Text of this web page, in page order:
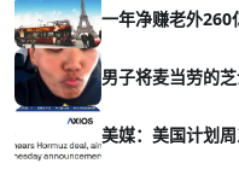
一年净赚老外260
男子将麦当劳的
美媒：美国计划